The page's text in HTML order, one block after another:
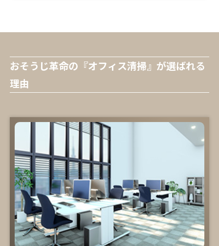
おそうじ革命の『オフィス清掃』が選ばれる
理由